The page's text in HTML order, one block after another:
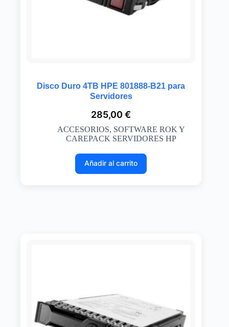
Disco Duro 4TB HPE 801888-B21 para
Servidores
285,00€
ACCESORIOS, SOFTWARE ROK Y
CAREPACK SERVIDORES HP
Añadir al carrito